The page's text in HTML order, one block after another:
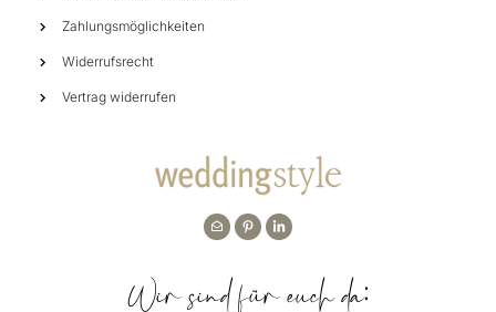
Zahlungsmöglichkeiten
Widerrufsrecht
Vertrag widerrufen
Wir sind für euch da: